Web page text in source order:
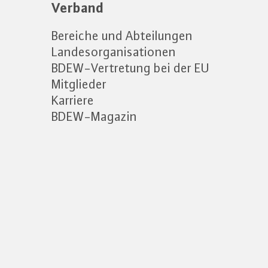
Verband
Bereiche und Abteilungen
Landesorganisationen
BDEW-Vertretung bei der EU
Mitglieder
Karriere
BDEW-Magazin